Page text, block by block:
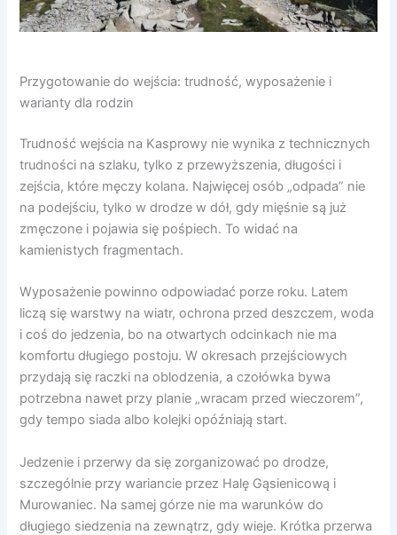
Przygotowanie do wejścia: trudność, wyposażenie i
warianty dla rodzin
Trudność wejścia na Kasprowy nie wynika z technicznych
trudności na szlaku, tylko z przewyższenia, długości i
zejścia, które męczy kolana. Najwięcej osób „odpada” nie
na podejściu, tylko w drodze w dół, gdy mięśnie są już
zmęczone i pojawia się pośpiech. To widać na
kamienistych fragmentach.
Wyposażenie powinno odpowiadać porze roku. Latem
liczą się warstwy na wiatr, ochrona przed deszczem, woda
i coś do jedzenia, bo na otwartych odcinkach nie ma
komfortu długiego postoju. W okresach przejściowych
przydają się raczki na oblodzenia, a czołówka bywa
potrzebna nawet przy planie „wracam przed wieczorem”,
gdy tempo siada albo kolejki opóźniają start.
Jedzenie i przerwy da się zorganizować po drodze,
szczególnie przy wariancie przez Halę Gąsienicową i
Murowaniec. Na samej górze nie ma warunków do
długiego siedzenia na zewnątrz, gdy wieje. Krótka przerwa